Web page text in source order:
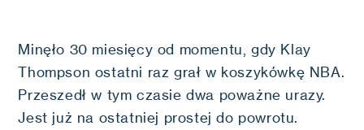
Minęło 30 miesięcy od momentu, gdy Klay
Thompson ostatni raz grał w koszykówkę NBA.
Przeszedł w tym czasie dwa poważne urazy.
Jest już na ostatniej prostej do powrotu.